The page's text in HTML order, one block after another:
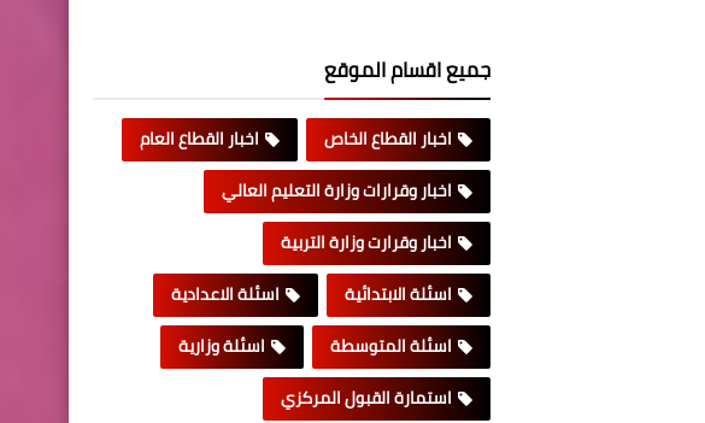
جميع اقسام الموقع
اخبار القطاع الخاص
اخبار القطاع العام
اخبار وقرارات وزارة التعليم العالي
اخبار وقرارت وزارة التربية
اسئلة الابتدائية
اسئلة الاعدادية
اسئلة المتوسطة
اسئلة وزارية
استمارة القبول المركزي